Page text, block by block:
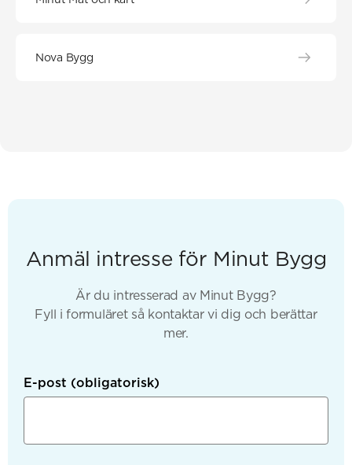
Nova Bygg
Anmäl intresse för Minut Bygg
Är du intresserad av Minut Bygg?
Fyll i formuläret så kontaktar vi dig och berättar
mer.
E-post (obligatorisk)